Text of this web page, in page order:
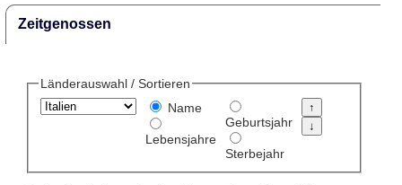
Zeitgenossen
Länderauswahl / Sortieren
Name
Lebensjahre
Geburtsjahr
Sterbejahr